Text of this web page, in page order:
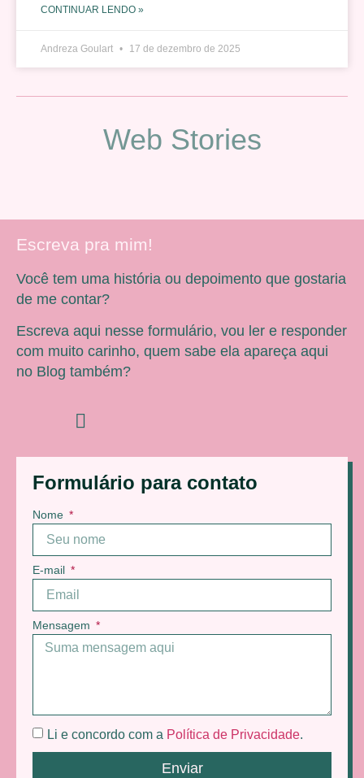
CONTINUAR LENDO »
Andreza Goulart 17 de dezembro de 2025
Web Stories
Formulário para contato
Nome
E-mail
Mensagem
Li e concordo com a Política de Privacidade.
Enviar
Escreva pra mim!
Você tem uma história ou depoimento que gostaria
de me contar?
Escreva aqui nesse formulário, vou ler e responder
com muito carinho, quem sabe ela apareça aqui
no Blog também?